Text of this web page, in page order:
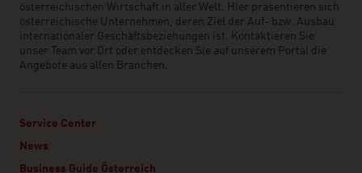
österreichischen Wirtschaft in aller Welt. Hier präsentieren sich
österreichische Unternehmen, deren Ziel der Auf- bzw. Ausbau
internationaler Geschäftsbeziehungen ist. Kontaktieren Sie
unser Team vor Ort oder entdecken Sie auf unserem Portal die
Angebote aus allen Branchen.
Service Center
News
Business Guide Österreich